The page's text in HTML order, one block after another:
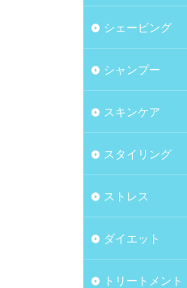
シェービング
シャンプー
スキンケア
スタイリング
ストレス
ダイエット
トリートメント